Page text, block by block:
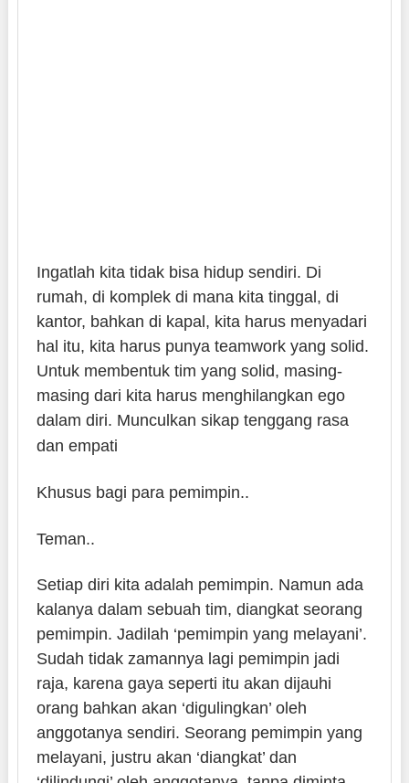
Ingatlah kita tidak bisa hidup sendiri. Di
rumah, di komplek di mana kita tinggal, di
kantor, bahkan di kapal, kita harus menyadari
hal itu, kita harus punya teamwork yang solid.
Untuk membentuk tim yang solid, masing-
masing dari kita harus menghilangkan ego
dalam diri. Munculkan sikap tenggang rasa
dan empati
Khusus bagi para pemimpin..
Teman..
Setiap diri kita adalah pemimpin. Namun ada
kalanya dalam sebuah tim, diangkat seorang
pemimpin. Jadilah ‘pemimpin yang melayani’.
Sudah tidak zamannya lagi pemimpin jadi
raja, karena gaya seperti itu akan dijauhi
orang bahkan akan ‘digulingkan’ oleh
anggotanya sendiri. Seorang pemimpin yang
melayani, justru akan ‘diangkat’ dan